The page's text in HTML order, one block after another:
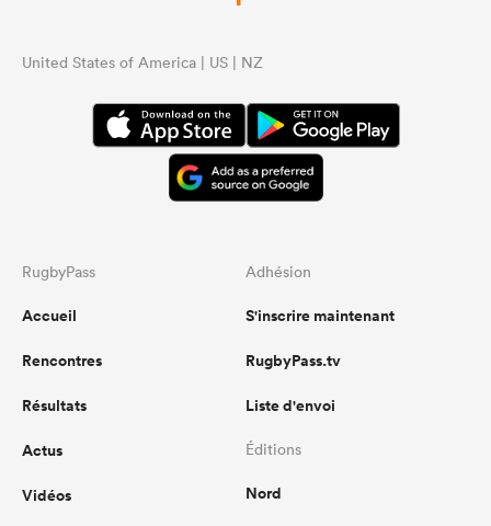
United States of America | US | NZ
RugbyPass
Accueil
Rencontres
Résultats
Actus
Vidéos
Adhésion
S'inscrire maintenant
RugbyPass.tv
Liste d'envoi
Éditions
Nord